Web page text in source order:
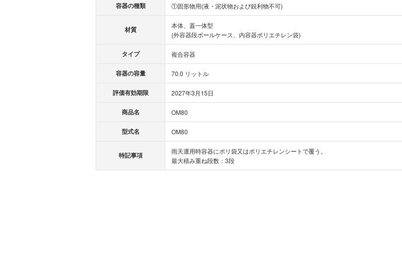
容器の種類 ①固形物用(液・泥状物および鋭利物不可)
材質
本体、蓋一体型
(外容器段ボールケース、内容器ポリエチレン袋)
タイプ 複合容器
容器の容量 70.0 リットル
評価有効期限 2027年3月15日
商品名 OM80
型式名 OM80
特記事項
雨天運用時容器にポリ袋又はポリエチレンシートで覆う。
最大積み重ね段数：3段